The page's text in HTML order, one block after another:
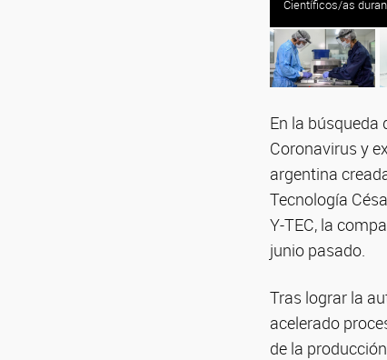
Científicos/as
En la búsqueda
Coronavirus y
argentina
Tecnología
Y-TEC, la
junio pasado.
Tras lograr la
acelerado
de la